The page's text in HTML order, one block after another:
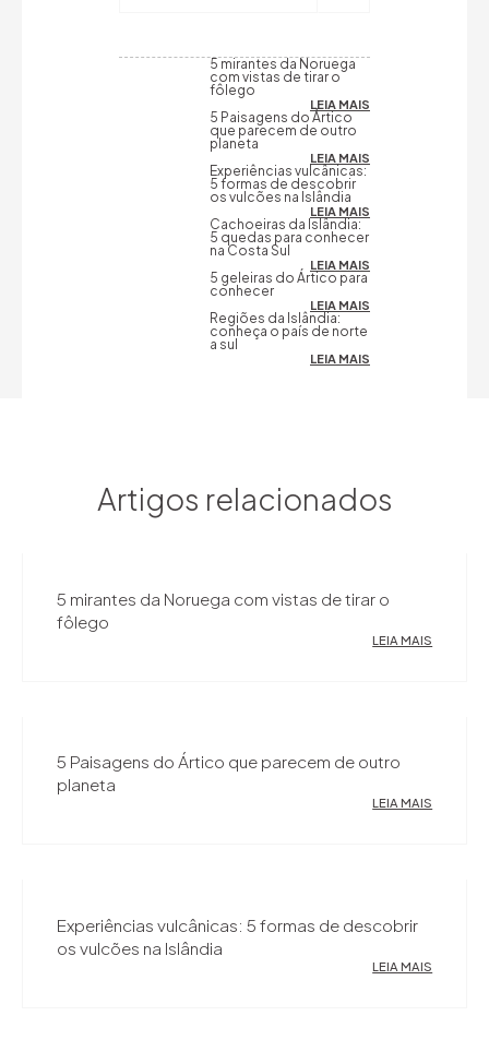
5 mirantes da Noruega
com vistas de tirar o
fôlego
LEIA MAIS
5 Paisagens do Ártico
que parecem de outro
planeta
LEIA MAIS
Experiências vulcânicas:
5 formas de descobrir
os vulcões na Islândia
LEIA MAIS
Cachoeiras da Islândia:
5 quedas para conhecer
na Costa Sul
LEIA MAIS
5 geleiras do Ártico para
conhecer
LEIA MAIS
Regiões da Islândia:
conheça o país de norte
a sul
LEIA MAIS
Artigos relacionados
5 mirantes da Noruega com vistas de tirar o
fôlego
LEIA MAIS
5 Paisagens do Ártico que parecem de outro
planeta
LEIA MAIS
Experiências vulcânicas: 5 formas de descobrir
os vulcões na Islândia
LEIA MAIS